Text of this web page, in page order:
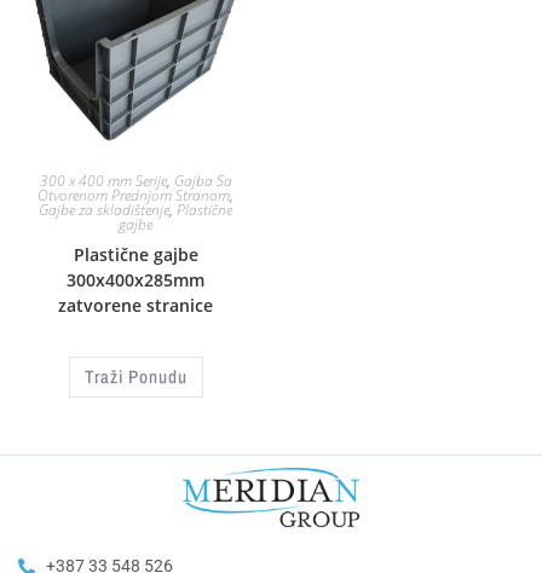
300 x 400 mm Serije, Gajba Sa
Otvorenom Prednjom Stranom,
Gajbe za skladištenje, Plastične
gajbe
Plastične gajbe
300x400x285mm
zatvorene stranice
Traži Ponudu
+387 33 548 526